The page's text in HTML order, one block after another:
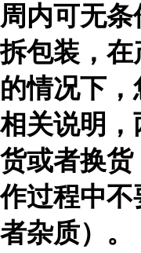
周内可无
拆包装，
的情况下
相关说明
货或者换
作过程中
者杂质）。